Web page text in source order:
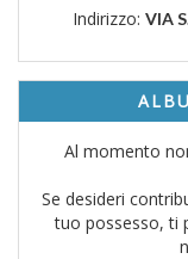
Indirizzo: VIA
Al momento
Se desideri
tuo possesso, ti